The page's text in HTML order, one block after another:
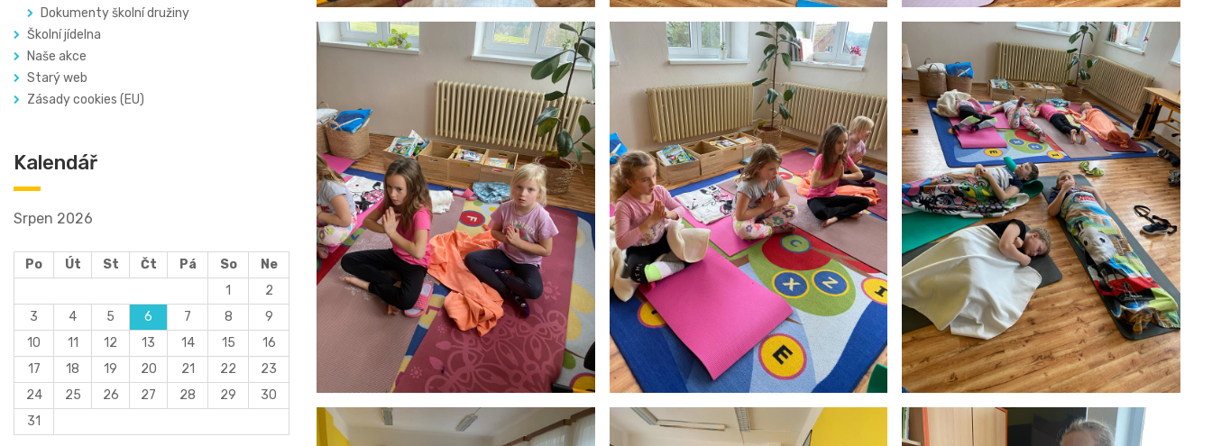
Dokumenty školní družiny
Školní jídelna
Naše akce
Starý web
Zásady cookies (EU)
Kalendář
Srpen 2026
Po Út St Čt Pá So
Ne
1
2
3
4 5 6 7 8
9
10
11 12 13 14 15
16
17
18 19 20 21 22
23
24
25 26 27 28 29
30
31